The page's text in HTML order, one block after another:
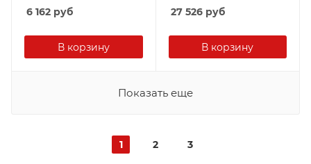
6 162 руб
В корзину
(1920x1200)
27 526руб
В корзину
Показать еще
1 2 3